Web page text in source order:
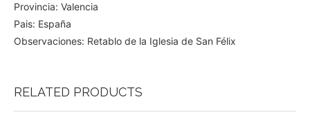
Provincia: Valencia
Pais: España
Observaciones: Retablo de la Iglesia de San Félix
RELATED PRODUCTS